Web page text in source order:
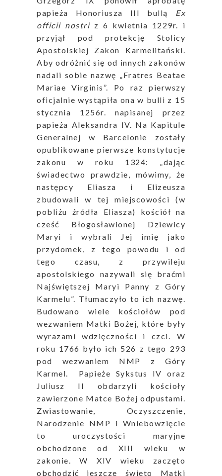
papieża Honoriusza III bullą Ex
officii nostri z 6 kwietnia 1229r. i
przyjął pod protekcję Stolicy
Apostolskiej Zakon Karmelitański.
Aby odróżnić się od innych zakonów
nadali sobie nazwę „Fratres Beatae
Mariae Virginis”. Po raz pierwszy
oficjalnie wystąpiła ona w bulli z 15
stycznia 1256r. napisanej przez
papieża Aleksandra IV. Na Kapitule
Generalnej w Barcelonie zostały
opublikowane pierwsze konstytucje
zakonu w roku 1324: „dając
świadectwo prawdzie, mówimy, że
następcy Eliasza i Elizeusza
zbudowali w tej miejscowości (w
pobliżu źródła Eliasza) kościół na
cześć Błogosławionej Dziewicy
Maryi i wybrali Jej imię jako
przydomek, z tego powodu i od
tego czasu, z przywileju
apostolskiego nazywali się braćmi
Najświętszej Maryi Panny z Góry
Karmelu”. Tłumaczyło to ich nazwę.
Budowano wiele kościołów pod
wezwaniem Matki Bożej, które były
wyrazami wdzięczności i czci. W
roku 1766 było ich 526 z tego 293
pod wezwaniem NMP z Góry
Karmel. Papieże Sykstus IV oraz
Juliusz II obdarzyli kościoły
zawierzone Matce Bożej odpustami.
Zwiastowanie, Oczyszczenie,
Narodzenie NMP i Wniebowzięcie
to uroczystości maryjne
obchodzone od XIII wieku w
zakonie. W XIV wieku zaczęto
obchodzić jeszcze święto Matki